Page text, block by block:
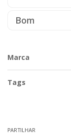
Bom
Marca
Tags
PARTILHAR